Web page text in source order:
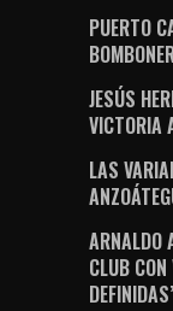
PUERTO
JESÚS
VICTORIA
LAS
ARNALDO
CLUB